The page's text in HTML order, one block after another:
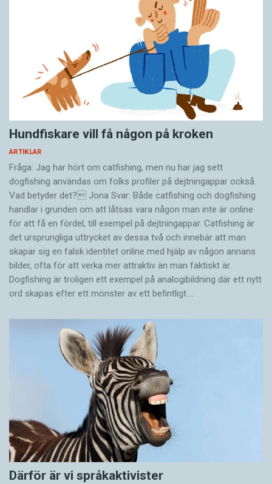
Hundfiskare vill få någon på kroken
ARTIKLAR
Fråga: Jag har hört om catfishing, men nu har jag sett
dogfishing användas om folks profiler på dejtningappar också.
Vad betyder det? Jona Svar: Både catfishing och dogfishing
handlar i grunden om att låtsas vara någon man inte är online
för att få en fördel, till exempel på dejtningappar. Catfishing är
det ursprungliga uttrycket av dessa två och innebär att man
skapar sig en falsk identitet online med hjälp av någon annans
bilder, ofta för att verka mer attraktiv än man faktiskt är.
Dogfishing är troligen ett exempel på analogibildning där ett nytt
ord skapas efter ett mönster av ett befintligt.…
Därför är vi språkaktivister